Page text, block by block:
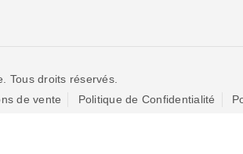
Tous droits réservés.
de vente Politique de Confidentialité